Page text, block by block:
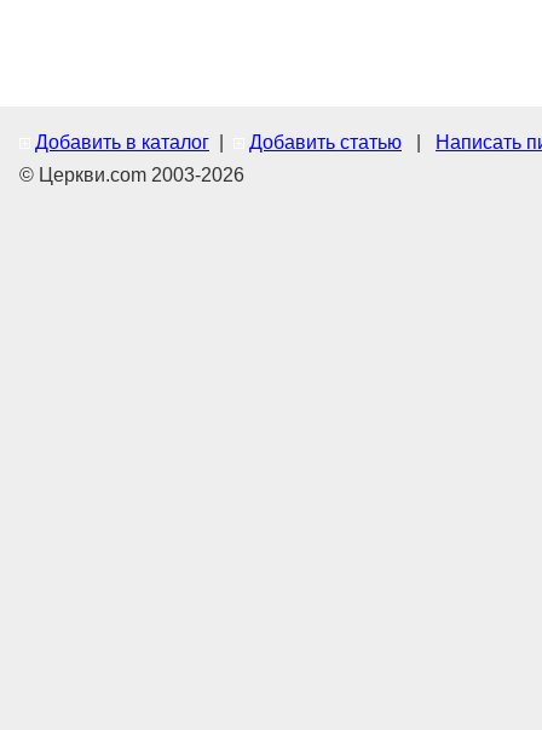
Добавить в каталог Добавить статью
Написать
© Церкви.com 2003-2026